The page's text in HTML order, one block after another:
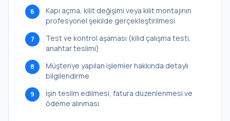
6
Kapı açma, kilit değişimi veya kilit montajının
profesyonel şekilde gerçekleştirilmesi
7
Test ve kontrol aşaması (kilid çalışma testi,
anahtar teslimi)
8
Müşteriye yapılan işlemler hakkında detaylı
bilgilendirme
9
İşin teslim edilmesi, fatura düzenlenmesi ve
ödeme alınması